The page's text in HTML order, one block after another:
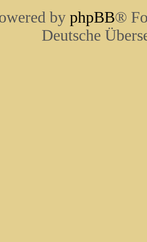
by phpBB®
Deutsche